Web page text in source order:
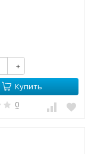
+
Купить
0